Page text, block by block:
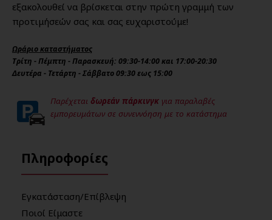
εξακολουθεί να βρίσκεται στην πρώτη γραμμή των
προτιμήσεών σας και σας ευχαριστούμε!
Ωράριο καταστήματος
Τρίτη - Πέμπτη - Παρασκευή: 09:30-14:00 και 17:00-20:30
Δευτέρα - Τετάρτη - Σάββατο 09:30 εως 15:00
Παρέχεται δωρεάν πάρκινγκ για παραλαβές
εμπορευμάτων σε συνεννόηση με το κατάστημα
Πληροφορίες
Εγκατάσταση/Επίβλεψη
Ποιοί Είμαστε